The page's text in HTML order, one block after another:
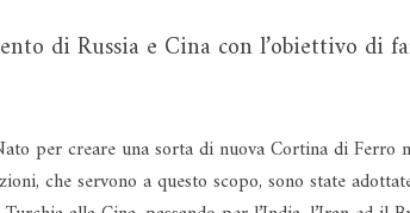
di Russia e Cina con l’obiettivo di
per creare una sorta di nuova Cortina di Ferro
che servono a questo scopo, sono state